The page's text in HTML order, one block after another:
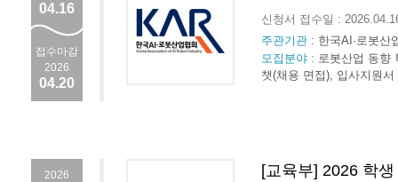
04.16
접수마감
2026
04.20
신청서 접수일 :
주관기관 : 한국AI·로봇산
모집분야 : 로봇산업 동향
챗(채용 면접), 입사지원서
2026 [교육부] 2026 학